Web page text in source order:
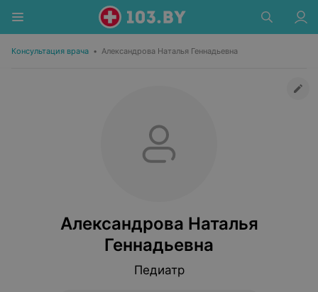
Консультация врача • Александрова Наталья Геннадьевна
Александрова Наталья
Геннадьевна
Педиатр